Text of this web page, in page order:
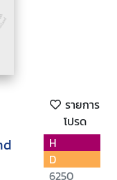
รายการ
โปรด
H
D
6250